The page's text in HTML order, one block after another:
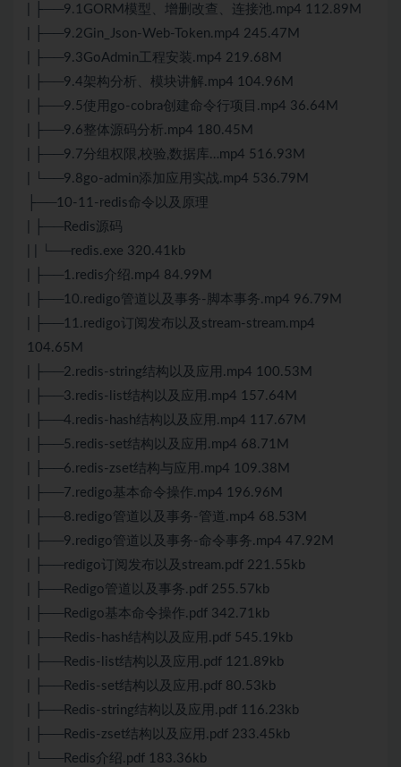
| ├──9.1GORM模型、增删改查、连接池.mp4 112.89M
| ├──9.2Gin_Json-Web-Token.mp4 245.47M
| ├──9.3GoAdmin工程安装.mp4 219.68M
| ├──9.4架构分析、模块讲解.mp4 104.96M
| ├──9.5使用go-cobra创建命令行项目.mp4 36.64M
| ├──9.6整体源码分析.mp4 180.45M
| ├──9.7分组权限,校验,数据库…mp4 516.93M
| └──9.8go-admin添加应用实战.mp4 536.79M
├──10-11-redis命令以及原理
| ├──Redis源码
| | └──redis.exe 320.41kb
| ├──1.redis介绍.mp4 84.99M
| ├──10.redigo管道以及事务-脚本事务.mp4 96.79M
| ├──11.redigo订阅发布以及stream-stream.mp4
104.65M
| ├──2.redis-string结构以及应用.mp4 100.53M
| ├──3.redis-list结构以及应用.mp4 157.64M
| ├──4.redis-hash结构以及应用.mp4 117.67M
| ├──5.redis-set结构以及应用.mp4 68.71M
| ├──6.redis-zset结构与应用.mp4 109.38M
| ├──7.redigo基本命令操作.mp4 196.96M
| ├──8.redigo管道以及事务-管道.mp4 68.53M
| ├──9.redigo管道以及事务-命令事务.mp4 47.92M
| ├──redigo订阅发布以及stream.pdf 221.55kb
| ├──Redigo管道以及事务.pdf 255.57kb
| ├──Redigo基本命令操作.pdf 342.71kb
| ├──Redis-hash结构以及应用.pdf 545.19kb
| ├──Redis-list结构以及应用.pdf 121.89kb
| ├──Redis-set结构以及应用.pdf 80.53kb
| ├──Redis-string结构以及应用.pdf 116.23kb
| ├──Redis-zset结构以及应用.pdf 233.45kb
| └──Redis介绍.pdf 183.36kb